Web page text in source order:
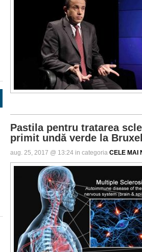
Pastila pentru tratarea
primit undă verde la
aug. 25, 2017 @ 13:24 in categoria CELE MAI